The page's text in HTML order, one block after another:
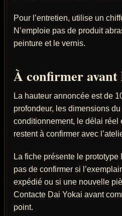
Pour l’entretien, utilise un
N’emploie pas de produit
peinture et le vernis.
À confirmer avant
La hauteur annoncée est de
profondeur, les dimensions
conditionnement, le délai réel
restent à confirmer avec
La fiche présente le prototype
pas de confirmer si
expédié ou si une nouvelle
Contacte Dai Yokai avant
point.